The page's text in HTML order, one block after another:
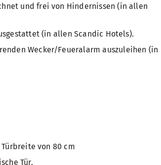
und frei von Hindernissen (in allen
(in allen Scandic Hotels).
Wecker/Feueralarm auszuleihen (in
von 80 cm
Tür.